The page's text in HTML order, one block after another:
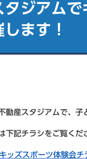
タジアム
します！
動産スタジアムで、子
下記チラシをご覧くだ
キッズスポーツ体験会